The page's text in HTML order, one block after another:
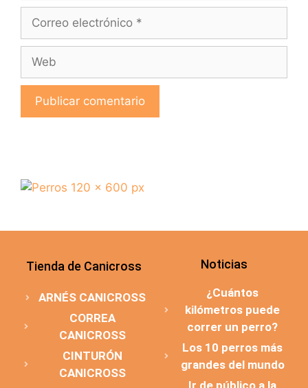
Tienda de Canicross
ARNÉS CANICROSS
CORREA
CANICROSS
CINTURÓN
CANICROSS
Noticias
¿Cuántos
kilómetros puede
correr un perro?
Los 10 perros más
grandes del mundo